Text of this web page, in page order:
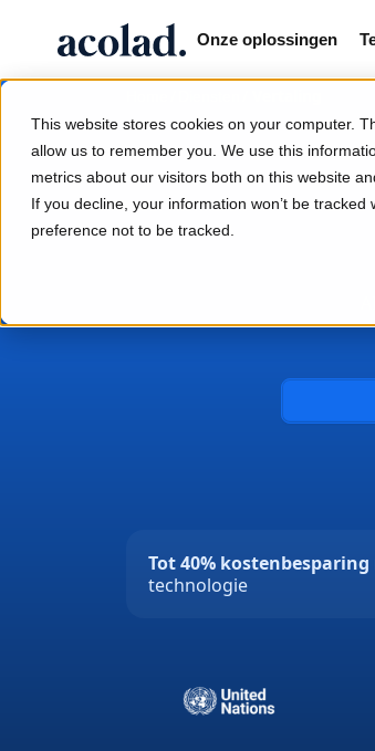
This website stores cookies on your computer.
allow us to remember you. We use this
metrics about our visitors both on this website
If you decline, your information won’t be
preference not to be tracked.
Onze oplossingen
Tot 40% kostenbesparing
technologie